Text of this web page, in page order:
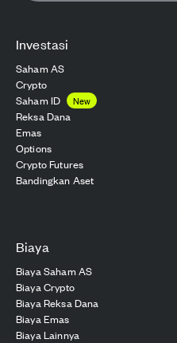
Investasi
Saham AS
Crypto
Saham ID
New
Reksa Dana
Emas
Options
Crypto Futures
Bandingkan Aset
Biaya
Biaya Saham AS
Biaya Crypto
Biaya Reksa Dana
Biaya Emas
Biaya Lainnya